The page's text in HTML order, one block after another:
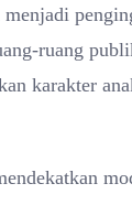
ruang
karakter